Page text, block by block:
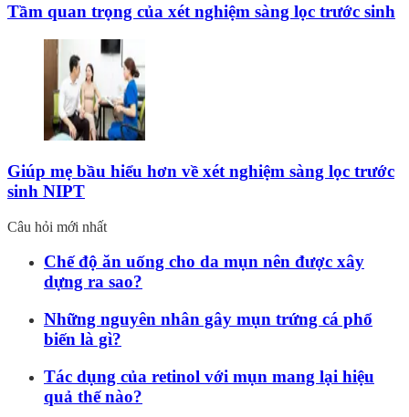
Tầm quan trọng của xét nghiệm sàng lọc trước sinh
Giúp mẹ bầu hiểu hơn về xét nghiệm sàng lọc trước
sinh NIPT
Câu hỏi mới nhất
Chế độ ăn uống cho da mụn nên được xây
dựng ra sao?
Những nguyên nhân gây mụn trứng cá phổ
biến là gì?
Tác dụng của retinol với mụn mang lại hiệu
quả thế nào?